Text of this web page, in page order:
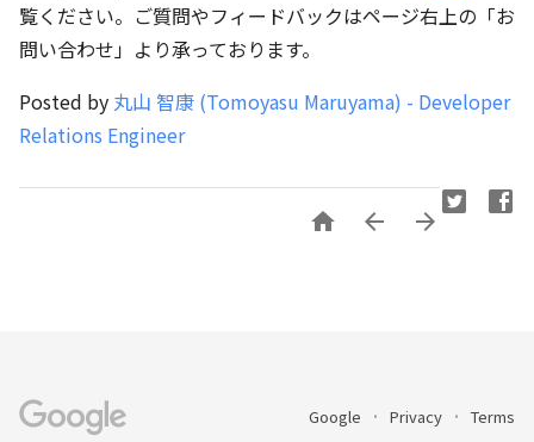
覧ください。ご質問やフィードバックはページ右上の「お
問い合わせ」より承っております。
Posted by 丸山 智康 (Tomoyasu Maruyama) - Developer
Relations Engineer
  
Google Privacy Terms